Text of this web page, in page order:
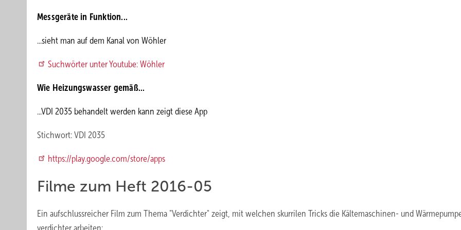
Messgeräte in Funktion...
...sieht man auf dem Kanal von Wöhler
Suchwörter unter Youtube: Wöhler
Wie Heizungswasser gemäß...
...VDI 2035 behandelt werden kann zeigt diese App
Stichwort: VDI 2035
https://play.google.com/store/apps
Filme zum Heft 2016-05
Ein aufschlussreicher Film zum Thema "Verdichter" zeigt, mit welchen skurrilen Tricks die Kältemaschinen- und